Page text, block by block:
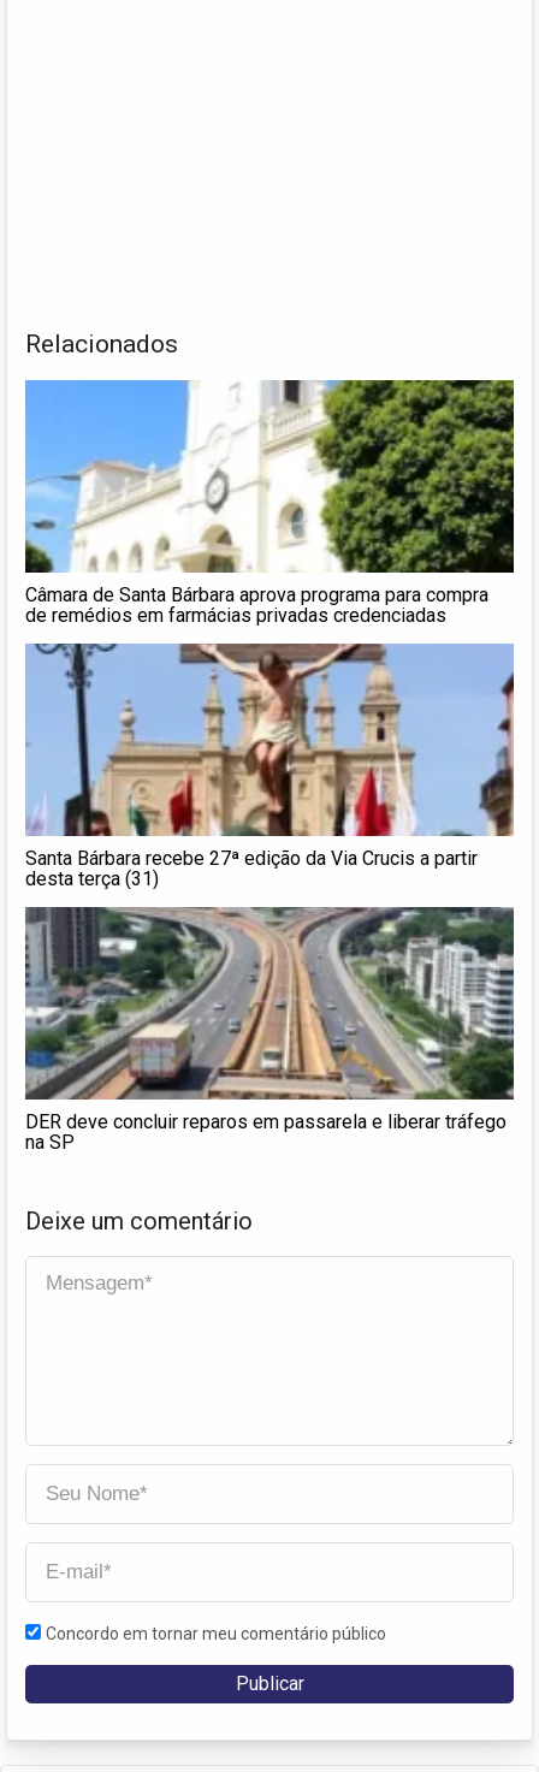
Relacionados
Câmara de Santa Bárbara aprova programa para compra
de remédios em farmácias privadas credenciadas
Santa Bárbara recebe 27ª edição da Via Crucis a partir
desta terça (31)
DER deve concluir reparos em passarela e liberar tráfego
na SP
Deixe um comentário
Concordo em tornar meu comentário público